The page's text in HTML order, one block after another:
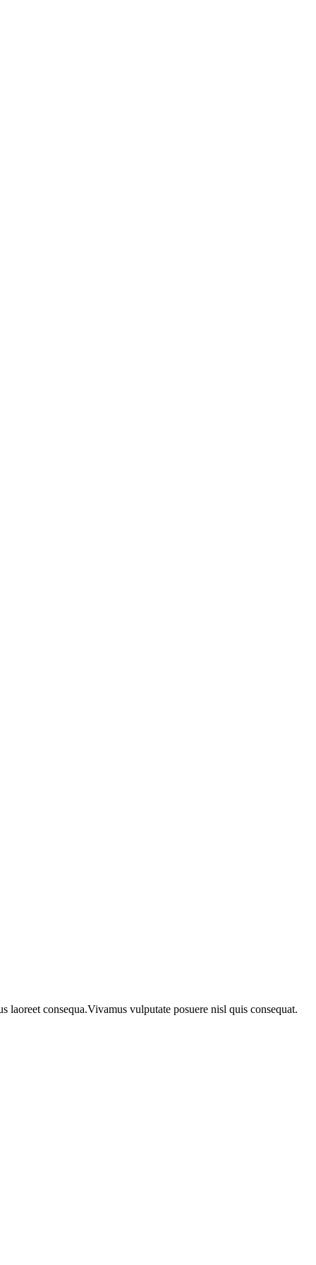
consequa.Vivamus vulputate posuere nisl quis consequat.